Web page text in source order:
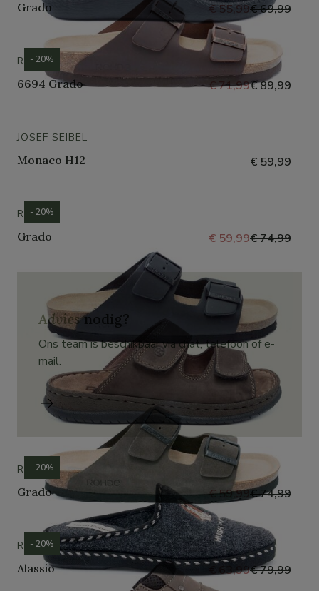
Grado € 55,99€ 69,99
ROHDE
6694 Grado € 71,99€ 89,99
- 20%
JOSEF SEIBEL
Monaco H12 € 59,99
ROHDE
Grado € 59,99€ 74,99
- 20%
Adviesnodig?
Ons team is beschikbaar via chat, telefoon of e-
mail.
ROHDE
Grado € 59,99€ 74,99
- 20%
ROHDE
Alassio € 63,99€ 79,99
- 20%